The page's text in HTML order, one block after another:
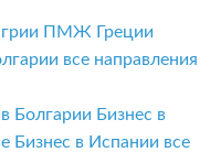
ПМЖ Греции
все направления
Болгарии Бизнес в
Бизнес в Испании все